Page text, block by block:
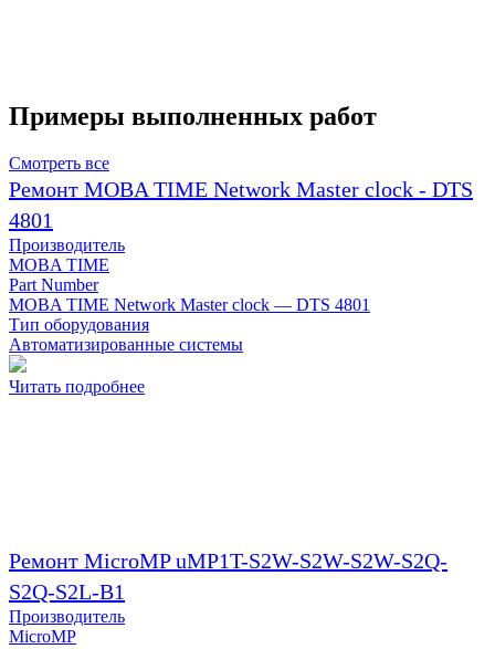
Примеры выполненных работ
Смотреть все
Ремонт MOBA TIME Network Master clock - DTS
4801
Производитель
MOBA TIME
Part Number
MOBA TIME Network Master clock — DTS 4801
Тип оборудования
Автоматизированные системы
Читать подробнее
Ремонт MicroMP uMP1T-S2W-S2W-S2W-S2Q-
S2Q-S2L-B1
Производитель
MicroMP